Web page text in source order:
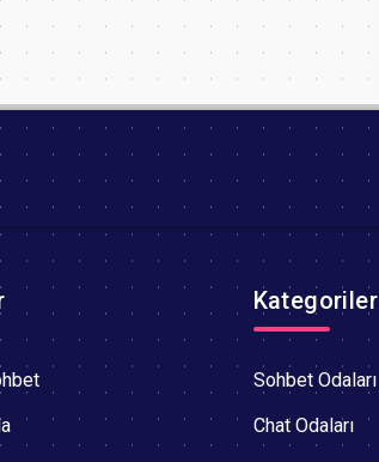
Kategoriler
Sohbet Odaları
Chat Odaları